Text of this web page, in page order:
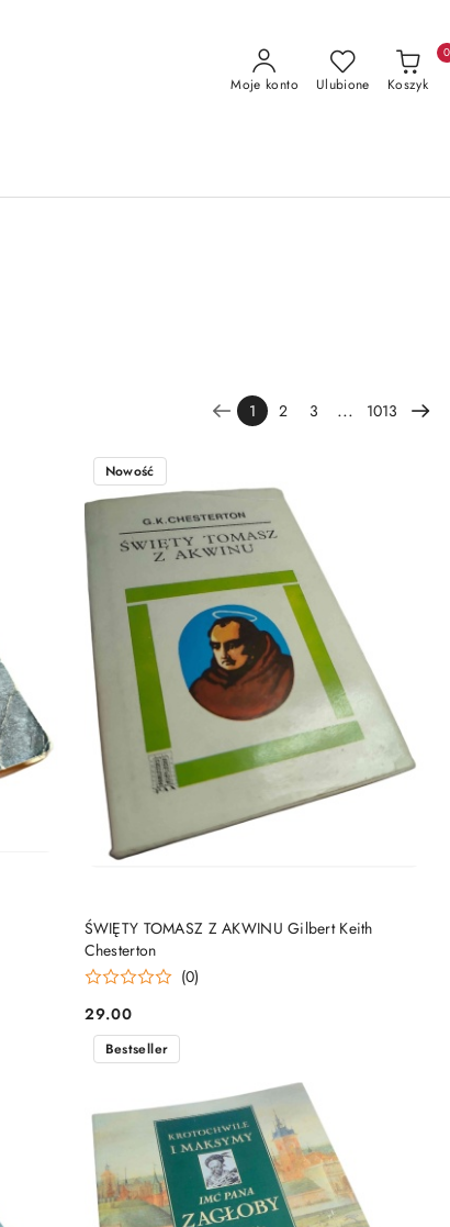
Moje konto Ulubione Koszyk
0
1 2 3 ... 1013
ŚWIĘTY TOMASZ Z AKWINU Gilbert Keith
Chesterton
(0)
Cena:
29.00
Nowość
DO KOSZYKA
Bestseller